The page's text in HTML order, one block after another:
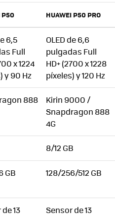
P50 HUAWEI P50 PRO
6,5
Full
x 1224
y 90 Hz
OLED de 6,6
pulgadas Full
HD+ (2700 x 1228
píxeles) y 120 Hz
888
Kirin 9000 /
Snapdragon 888
4G
8/12 GB
GB 128/256/512 GB
13
Sensor de 13